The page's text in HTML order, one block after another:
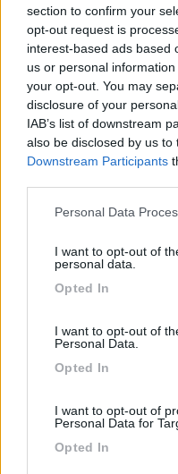
section to confirm your
opt-out request is
interest-based ads based
us or personal
your opt-out. You may
disclosure of your
IAB’s list of downstream
also be disclosed by us to
Downstream Participants
Please note that this
not limited to your visit or
grant or deny consent to
use your data for below
Personal Data
I want to opt-out of
personal data.
Opted In
I want to opt-out of
Personal Data.
Opted In
I want to opt-out of
Personal Data for
Opted In
Area di sosta (AA)
Agricampeggio
A soli 2 km dal mare
Ugento (LE) - 245.4km